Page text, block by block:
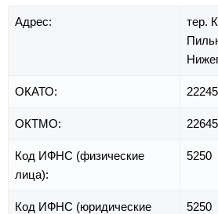
Адрес: тер.
ОКАТО:
ОКТМО:
Код ИФНС (физические
лица):
5250
Код ИФНС (юридические
5250